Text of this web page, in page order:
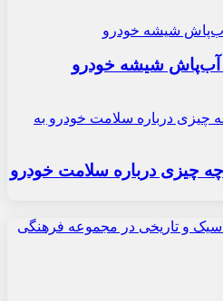
آب‌پاش شیشه خودرو
چیزی درباره سلامت خودرو